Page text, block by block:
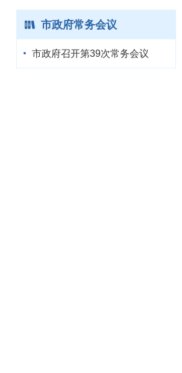
市政府常务会议
市政府召开第39次常务会议